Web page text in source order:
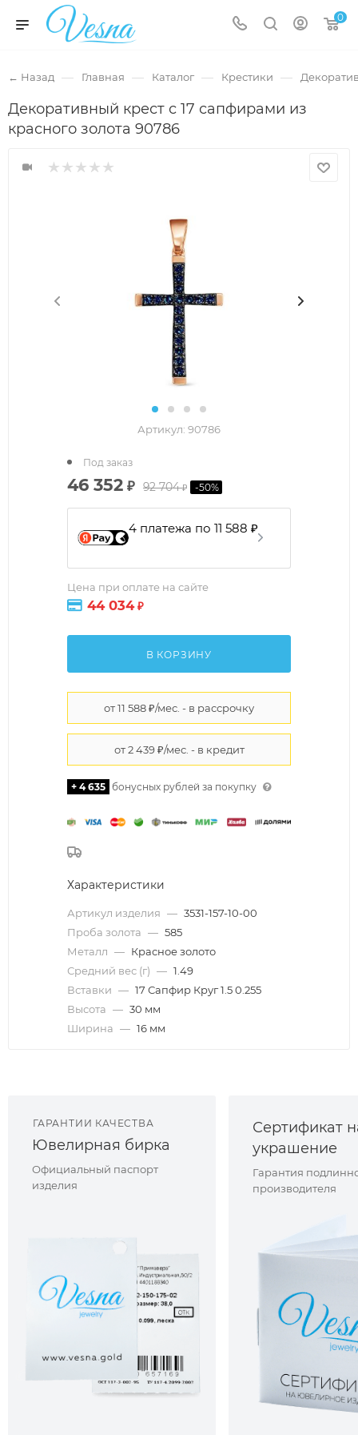
0
← Назад — Главная — Каталог — Крестики —
Декоративный крест с 17 сапфирами из
красного золота 90786
Артикул: 90786
46 352 ₽ 92 704₽ -50%
4 платежа по 11 588 ₽
Цена при оплате на сайте
44 034₽
Под заказ
В КОРЗИНУ
+ 4 635 бонусных рублей за покупку
Характеристики
Артикул изделия — 3531-157-10-00
Проба золота — 585
Металл — Красное золото
Средний вес (г) — 1.49
Вставки — 17 Сапфир Круг 1.5 0.255
Высота — 30 мм
Ширина — 16 мм
ГАРАНТИИ КАЧЕСТВА
Ювелирная бирка
Официальный паспорт
изделия
Сертификат
украшение
Гарантия
производителя